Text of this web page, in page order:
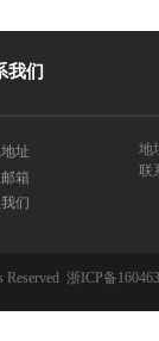
我们
址
箱
们
地
联
浙ICP备